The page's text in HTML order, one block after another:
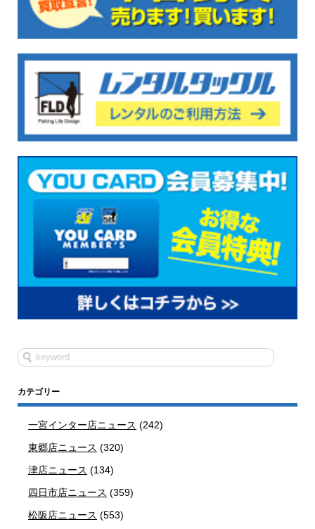
カテゴリー
一宮インター店ニュース (242)
東郷店ニュース (320)
津店ニュース (134)
四日市店ニュース (359)
松阪店ニュース (553)